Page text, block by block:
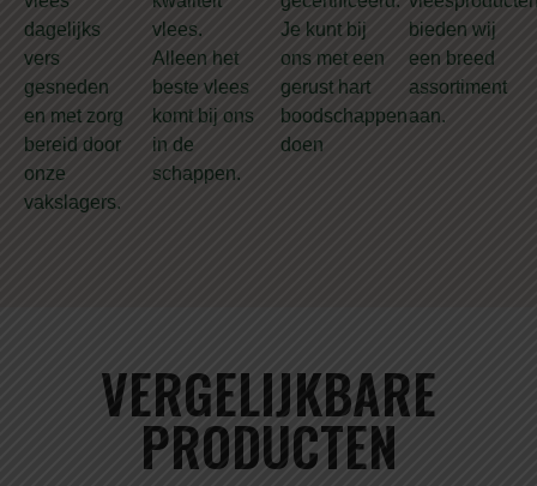
dagelijks
vers
gesneden
en met zorg
bereid door
onze
vakslagers.
vlees.
Alleen het
beste vlees
komt bij ons
in de
schappen.
Je kunt bij
ons met een
gerust hart
boodschappen
doen
bieden wij
een breed
assortiment
aan.
VERGELIJKBARE
PRODUCTEN